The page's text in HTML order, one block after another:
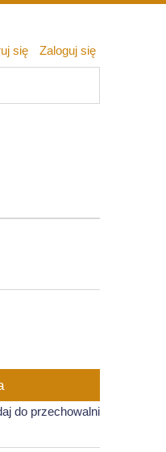
się Zaloguj się
do przechowalni